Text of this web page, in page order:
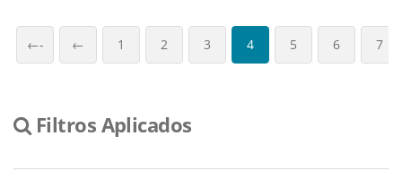
←- ← 1 2 3 4 5 6 7
Filtros Aplicados